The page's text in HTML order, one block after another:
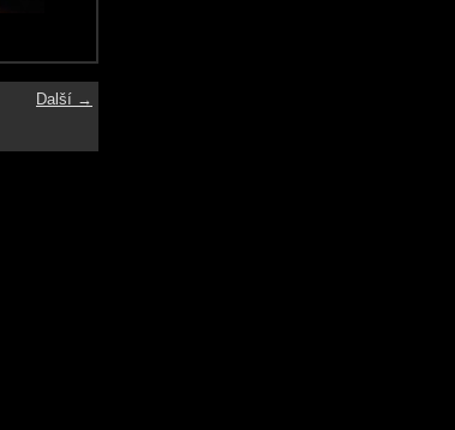
Další →